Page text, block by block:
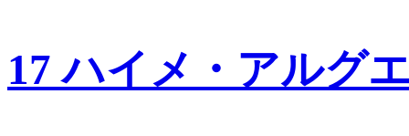
17 ハイメ・アルグ